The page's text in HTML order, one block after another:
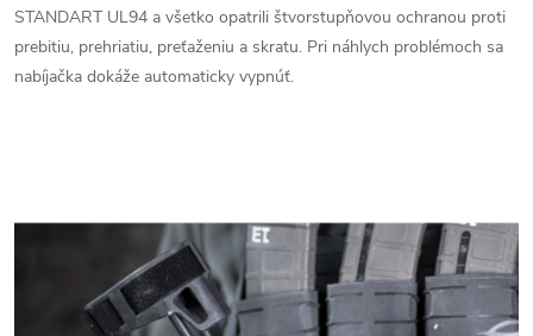
STANDART UL94 a všetko opatrili štvorstupňovou ochranou proti
prebitiu, prehriatiu, preťaženiu a skratu. Pri náhlych problémoch sa
nabíjačka dokáže automaticky vypnúť.